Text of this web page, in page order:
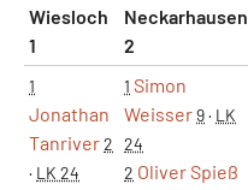
Wiesloch
1
Neckarhausen
2
1
Jonathan
Tanriver2
· LK 24
1 Simon
Weisser9· LK
24
2 Oliver Spieß